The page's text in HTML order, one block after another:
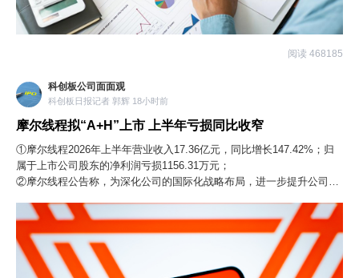
阅读 468185
科创板公司面面观
科创板日报记者 郭辉 18小时前
摩尔线程拟“A+H”上市 上半年亏损同比收窄
①摩尔线程2026年上半年营业收入17.36亿元，同比增长147.42%；归
属于上市公司股东的净利润亏损1156.31万元；
②摩尔线程公告称，为深化公司的国际化战略布局，进一步提升公司核